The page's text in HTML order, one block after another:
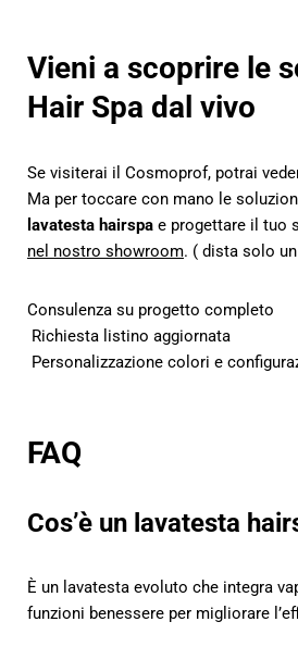
Vieni a scoprire le
Hair Spa dal vivo
Se visiterai il Cosmoprof, potrai
Ma per toccare con mano le
lavatesta hairspa e progettare il tuo
nel nostro showroom. ( dista solo
Consulenza su progetto completo
Richiesta listino aggiornata
Personalizzazione colori e
FAQ
Cos’è un lavatesta
È un lavatesta evoluto che integra
funzioni benessere per migliorare